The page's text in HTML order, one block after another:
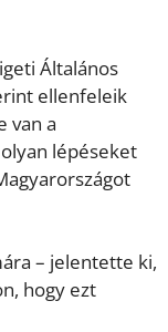
Általános
ellenfeleik
van a
lépéseket
– jelentette ki,
hogy ezt